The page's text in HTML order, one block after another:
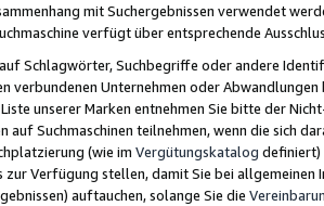
mit Suchergebnissen verwendet
verfügt über entsprechende
Schlagwörter, Suchbegriffe oder andere
verbundenen Unternehmen oder
unserer Marken entnehmen Sie bitte der
auf Suchmaschinen teilnehmen, wenn die sich
(wie im Vergütungskatalog definiert)
zur Verfügung stellen, damit Sie bei
auftauchen, solange Sie die